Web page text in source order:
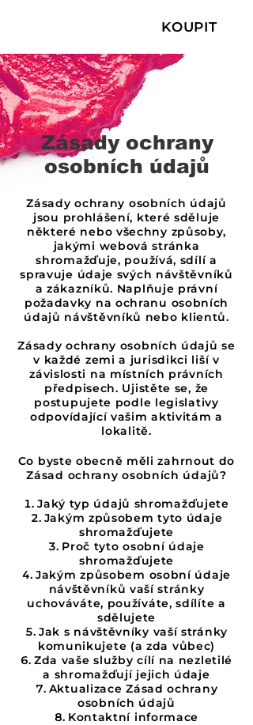
KOUPIT
Zásady ochrany
osobních údajů
Zásady ochrany osobních údajů
jsou prohlášení, které sděluje
některé nebo všechny způsoby,
jakými webová stránka
shromažďuje, používá, sdílí a
spravuje údaje svých návštěvníků
a zákazníků. Naplňuje právní
požadavky na ochranu osobních
údajů návštěvníků nebo klientů.
Zásady ochrany osobních údajů se
v každé zemi a jurisdikci liší v
závislosti na místních právních
předpisech. Ujistěte se, že
postupujete podle legislativy
odpovídající vašim aktivitám a
lokalitě.
Co byste obecně měli zahrnout do
Zásad ochrany osobních údajů?
Jaký typ údajů shromažďujete
Jakým způsobem tyto údaje
shromažďujete
Proč tyto osobní údaje
shromažďujete
Jakým způsobem osobní údaje
návštěvníků vaší stránky
uchováváte, používáte, sdílíte a
sdělujete
Jak s návštěvníky vaší stránky
komunikujete (a zda vůbec)
Zda vaše služby cílí na nezletilé
a shromažďují jejich údaje
Aktualizace Zásad ochrany
osobních údajů
Kontaktní informace